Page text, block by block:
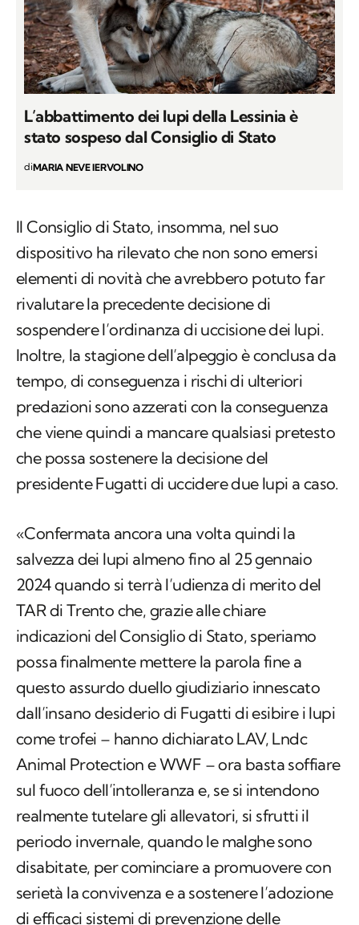
L’abbattimento dei lupi della Lessinia è
stato sospeso dal Consiglio di Stato
diMARIA NEVE IERVOLINO
Il Consiglio di Stato, insomma, nel suo
dispositivo ha rilevato che non sono emersi
elementi di novità che avrebbero potuto far
rivalutare la precedente decisione di
sospendere l’ordinanza di uccisione dei lupi.
Inoltre, la stagione dell’alpeggio è conclusa da
tempo, di conseguenza i rischi di ulteriori
predazioni sono azzerati con la conseguenza
che viene quindi a mancare qualsiasi pretesto
che possa sostenere la decisione del
presidente Fugatti di uccidere due lupi a caso.
«Confermata ancora una volta quindi la
salvezza dei lupi almeno fino al 25 gennaio
2024 quando si terrà l’udienza di merito del
TAR di Trento che, grazie alle chiare
indicazioni del Consiglio di Stato, speriamo
possa finalmente mettere la parola fine a
questo assurdo duello giudiziario innescato
dall’insano desiderio di Fugatti di esibire i lupi
come trofei – hanno dichiarato LAV, Lndc
Animal Protection e WWF – ora basta soffiare
sul fuoco dell’intolleranza e, se si intendono
realmente tutelare gli allevatori, si sfrutti il
periodo invernale, quando le malghe sono
disabitate, per cominciare a promuovere con
serietà la convivenza e a sostenere l’adozione
di efficaci sistemi di prevenzione delle